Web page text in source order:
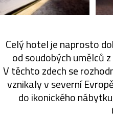
Celý hotel je naprosto
od soudobých umělců
V těchto zdech se
vznikaly v severní
do ikonického